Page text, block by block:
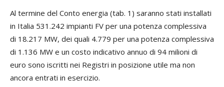
Al termine del Conto energia (tab. 1) saranno stati installati
in Italia 531.242 impianti FV per una potenza complessiva
di 18.217 MW, dei quali 4.779 per una potenza complessiva
di 1.136 MW e un costo indicativo annuo di 94 milioni di
euro sono iscritti nei Registri in posizione utile ma non
ancora entrati in esercizio.